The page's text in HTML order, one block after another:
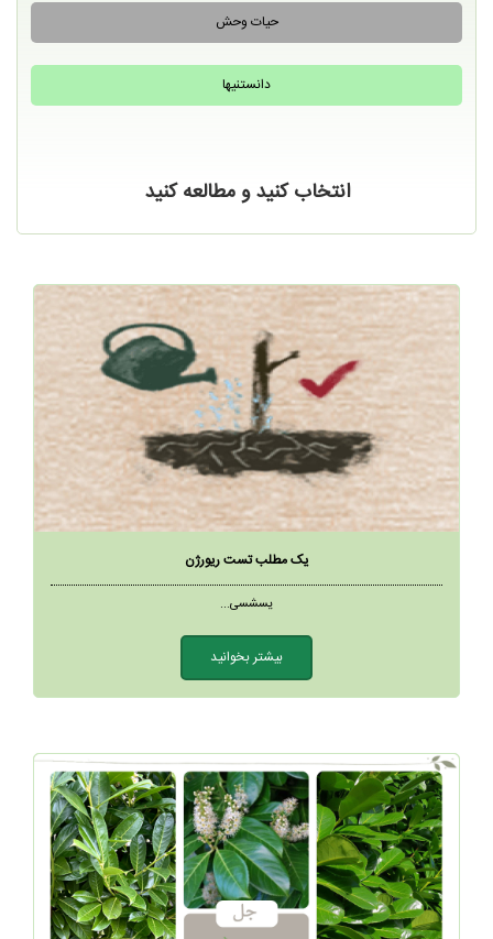
حیات وحش
دانستنیها
انتخاب کنید و مطالعه کنید
یک مطلب تست ریورژن
یسشسی...
بیشتر بخوانید